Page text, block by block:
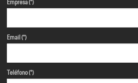
Empresa (*)
Email (*)
Teléfono (*)